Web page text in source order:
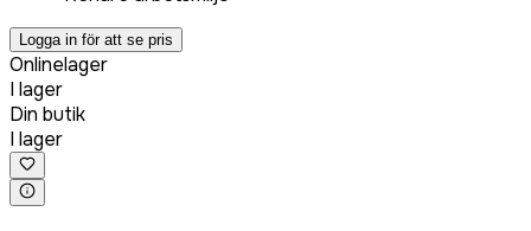
Logga in för att se pris
Onlinelager
I lager
Din butik
I lager